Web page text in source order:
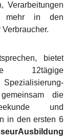
Verarbeitungen
mehr in den
bietet
12tägige
die
und
in den ersten 6